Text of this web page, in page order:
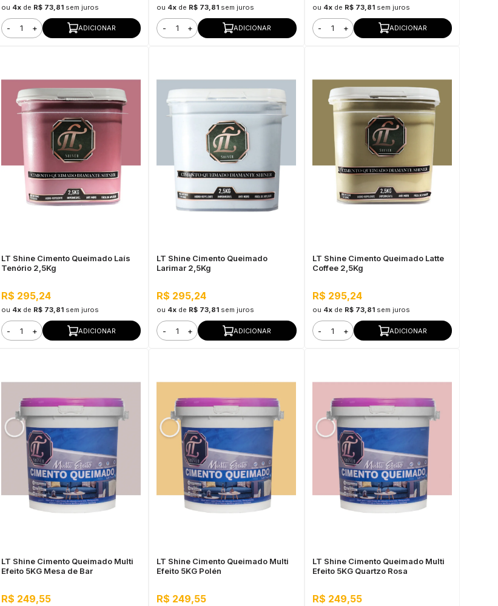
ou 4xde R$ 73,81 sem juros
- + ADICIONAR
ou 4x de R$ 73,81 sem juros
- + ADICIONAR
ou 4xde R$ 73,81 sem juros
- + ADICIONAR
LT Shine Cimento Queimado Laís
Tenório 2,5Kg
R$ 295,24
ou 4xde R$ 73,81 sem juros
- + ADICIONAR
LT Shine Cimento Queimado
Larimar 2,5Kg
R$ 295,24
ou 4x de R$ 73,81 sem juros
- + ADICIONAR
LT Shine Cimento Queimado Latte
Coffee 2,5Kg
R$ 295,24
ou 4xde R$ 73,81 sem juros
- + ADICIONAR
LT Shine Cimento Queimado Multi
Efeito 5KG Mesa de Bar
R$ 249,55
LT Shine Cimento Queimado Multi
Efeito 5KG Polén
R$ 249,55
LT Shine Cimento Queimado Multi
Efeito 5KG Quartzo Rosa
R$ 249,55